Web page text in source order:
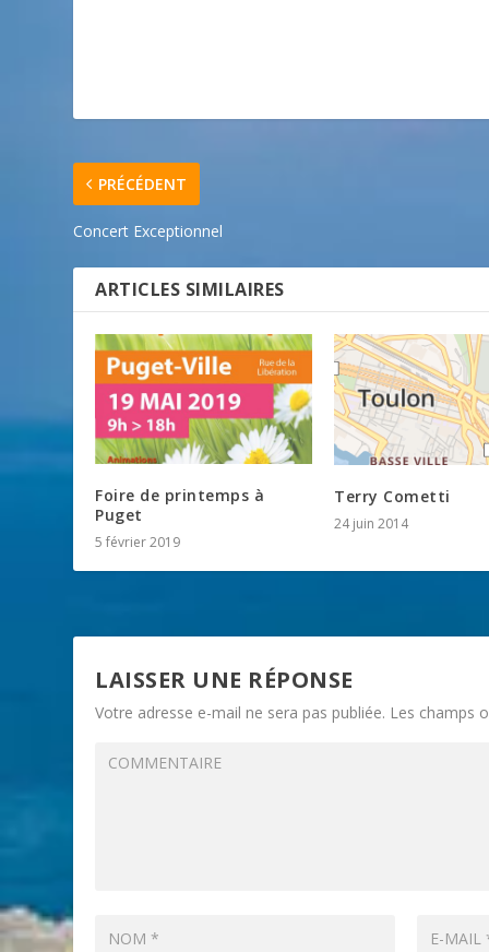
PRÉCÉDENT
Concert Exceptionnel
ARTICLES SIMILAIRES
Foire de printemps à
Puget
5 février 2019
Terry Cometti
24 juin 2014
LAISSER UNE RÉPONSE
Votre adresse e-mail ne sera pas publiée. Les champs